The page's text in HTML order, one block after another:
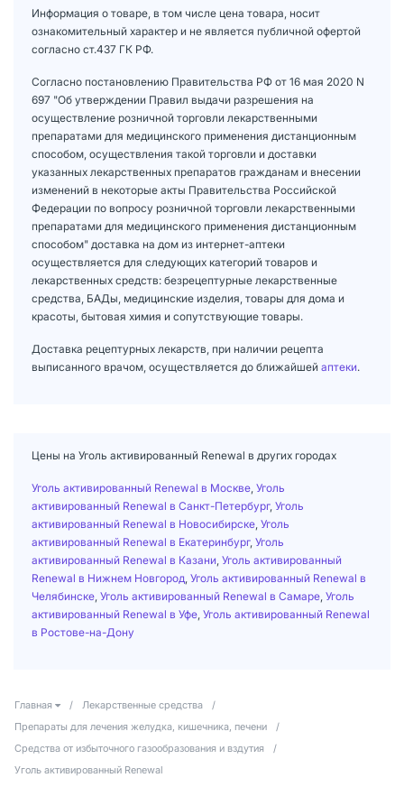
Информация о товаре, в том числе цена товара, носит
ознакомительный характер и не является публичной офертой
согласно ст.437 ГК РФ.
Согласно постановлению Правительства РФ от 16 мая 2020 N
697 "Об утверждении Правил выдачи разрешения на
осуществление розничной торговли лекарственными
препаратами для медицинского применения дистанционным
способом, осуществления такой торговли и доставки
указанных лекарственных препаратов гражданам и внесении
изменений в некоторые акты Правительства Российской
Федерации по вопросу розничной торговли лекарственными
препаратами для медицинского применения дистанционным
способом" доставка на дом из интернет-аптеки
осуществляется для следующих категорий товаров и
лекарственных средств: безрецептурные лекарственные
средства, БАДы, медицинские изделия, товары для дома и
красоты, бытовая химия и сопутствующие товары.
Доставка рецептурных лекарств, при наличии рецепта
выписанного врачом, осуществляется до ближайшей аптеки.
Цены на Уголь активированный Renewal в других городах
Уголь активированный Renewal в Москве Уголь
активированный Renewal в Санкт-Петербург, Уголь
активированный Renewal в Новосибирске Уголь
активированный Renewal в Екатеринбург, Уголь
активированный Renewal в Казани Уголь активированный
Renewal в Нижнем Новгород Уголь активированный Renewal в
Челябинске Уголь активированный Renewal в Самаре Уголь
активированный Renewal в Уфе Уголь активированный Renewal
в Ростове-на-Дону
Главная / Лекарственные средства
/
Препараты для лечения желудка, кишечника, печени
/
Средства от избыточного газообразования и вздутия
/
Уголь активированный Renewal